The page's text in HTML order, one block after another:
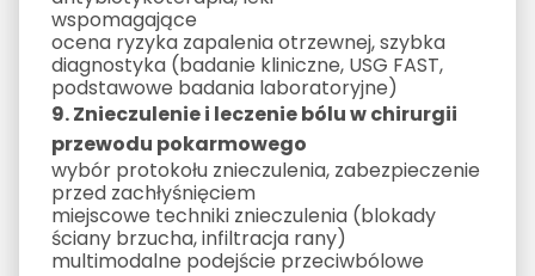
wspomagające
ocena ryzyka zapalenia otrzewnej, szybka
diagnostyka (badanie kliniczne, USG FAST,
podstawowe badania laboratoryjne)
9. Znieczulenie i leczenie bólu w chirurgii
przewodu pokarmowego
wybór protokołu znieczulenia, zabezpieczenie
przed zachłyśnięciem
miejscowe techniki znieczulenia (blokady
ściany brzucha, infiltracja rany)
multimodalne podejście przeciwbólowe